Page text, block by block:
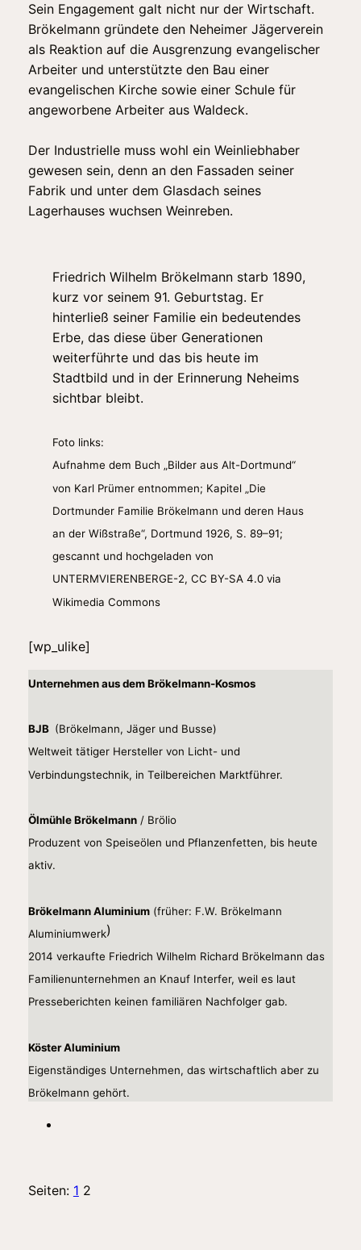
Sein Engagement galt nicht nur der Wirtschaft.
Brökelmann gründete den Neheimer Jägerverein
als Reaktion auf die Ausgrenzung evangelischer
Arbeiter und unterstützte den Bau einer
evangelischen Kirche sowie einer Schule für
angeworbene Arbeiter aus Waldeck.
Der Industrielle muss wohl ein Weinliebhaber
gewesen sein, denn an den Fassaden seiner
Fabrik und unter dem Glasdach seines
Lagerhauses wuchsen Weinreben.
Friedrich Wilhelm Brökelmann starb 1890,
kurz vor seinem 91. Geburtstag. Er
hinterließ seiner Familie ein bedeutendes
Erbe, das diese über Generationen
weiterführte und das bis heute im
Stadtbild und in der Erinnerung Neheims
sichtbar bleibt.
Foto links:
Aufnahme dem Buch „Bilder aus Alt-Dortmund“
von Karl Prümer entnommen; Kapitel „Die
Dortmunder Familie Brökelmann und deren Haus
an der Wißstraße“, Dortmund 1926, S. 89–91;
gescannt und hochgeladen von
UNTERMVIERENBERGE-2, CC BY-SA 4.0 via
Wikimedia Commons
[wp_ulike]
Unternehmen aus dem Brökelmann‑Kosmos
BJB (Brökelmann, Jäger und Busse)
Weltweit tätiger Hersteller von Licht- und
Verbindungstechnik, in Teilbereichen Marktführer.
Ölmühle Brökelmann/ Brölio
Produzent von Speiseölen und Pflanzenfetten, bis heute
aktiv.
Brökelmann Aluminium(früher: F.W. Brökelmann
Aluminiumwerk)
2014 verkaufte Friedrich Wilhelm Richard Brökelmann das
Familienunternehmen an Knauf Interfer, weil es laut
Presseberichten keinen familiären Nachfolger gab.
Köster Aluminium
Eigenständiges Unternehmen, das wirtschaftlich aber zu
Brökelmann gehört.
Seiten: 1 2